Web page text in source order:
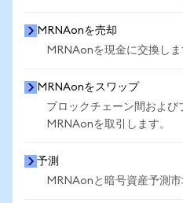
MRNAonを売却
MRNAonを現金に交換しま
MRNAonをスワップ
ブロックチェーン間および
MRNAonを取引します。
予測
MRNAonと暗号資産予測市